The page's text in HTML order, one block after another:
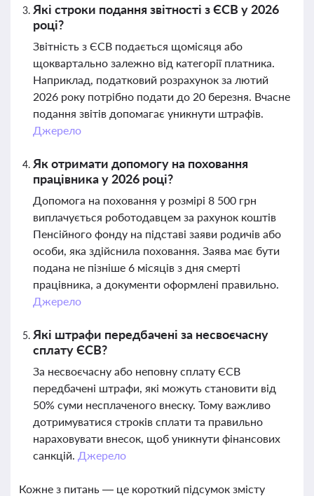
Які строки подання звітності з ЄСВ у 2026
році?
Звітність з ЄСВ подається щомісяця або
щоквартально залежно від категорії платника.
Наприклад, податковий розрахунок за лютий
2026 року потрібно подати до 20 березня. Вчасне
подання звітів допомагає уникнути штрафів.
Джерело
Як отримати допомогу на поховання
працівника у 2026 році?
Допомога на поховання у розмірі 8 500 грн
виплачується роботодавцем за рахунок коштів
Пенсійного фонду на підставі заяви родичів або
особи, яка здійснила поховання. Заява має бути
подана не пізніше 6 місяців з дня смерті
працівника, а документи оформлені правильно.
Джерело
Які штрафи передбачені за несвоєчасну
сплату ЄСВ?
За несвоєчасну або неповну сплату ЄСВ
передбачені штрафи, які можуть становити від
50% суми несплаченого внеску. Тому важливо
дотримуватися строків сплати та правильно
нараховувати внесок, щоб уникнути фінансових
санкцій. Джерело
Кожне з питань — це короткий підсумок змісту